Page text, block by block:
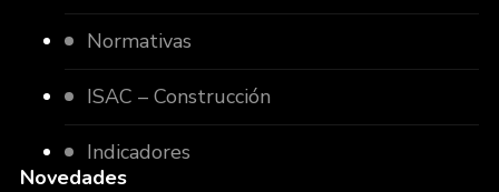
Normativas
ISAC – Construcción
Indicadores
Novedades